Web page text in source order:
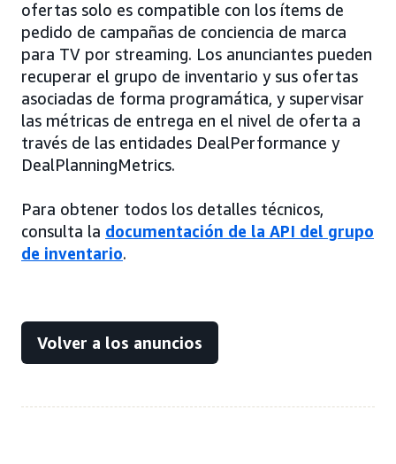
ofertas solo es compatible con los ítems de
pedido de campañas de conciencia de marca
para TV por streaming. Los anunciantes pueden
recuperar el grupo de inventario y sus ofertas
asociadas de forma programática, y supervisar
las métricas de entrega en el nivel de oferta a
través de las entidades DealPerformance y
DealPlanningMetrics.
Para obtener todos los detalles técnicos,
consulta la documentación de la API del grupo
de inventario.
Volver a los anuncios